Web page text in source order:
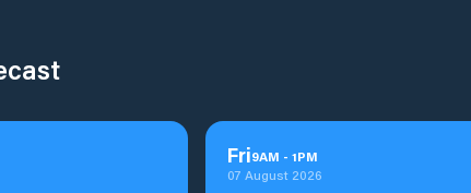
Fri9AM - 1PM
07 August 2026